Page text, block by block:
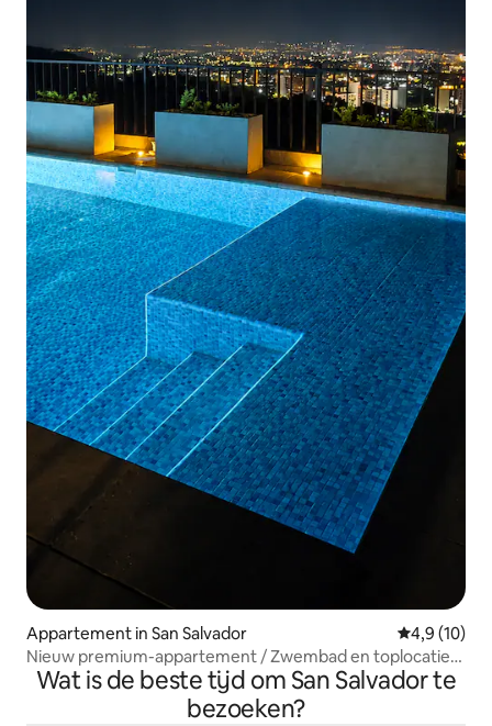
Appartement in San Salvador
4,9 (10)
Nieuw premium-appartement / Zwembad en toplocatie
op de trap
Wat is de beste tijd om San Salvador te
bezoeken?